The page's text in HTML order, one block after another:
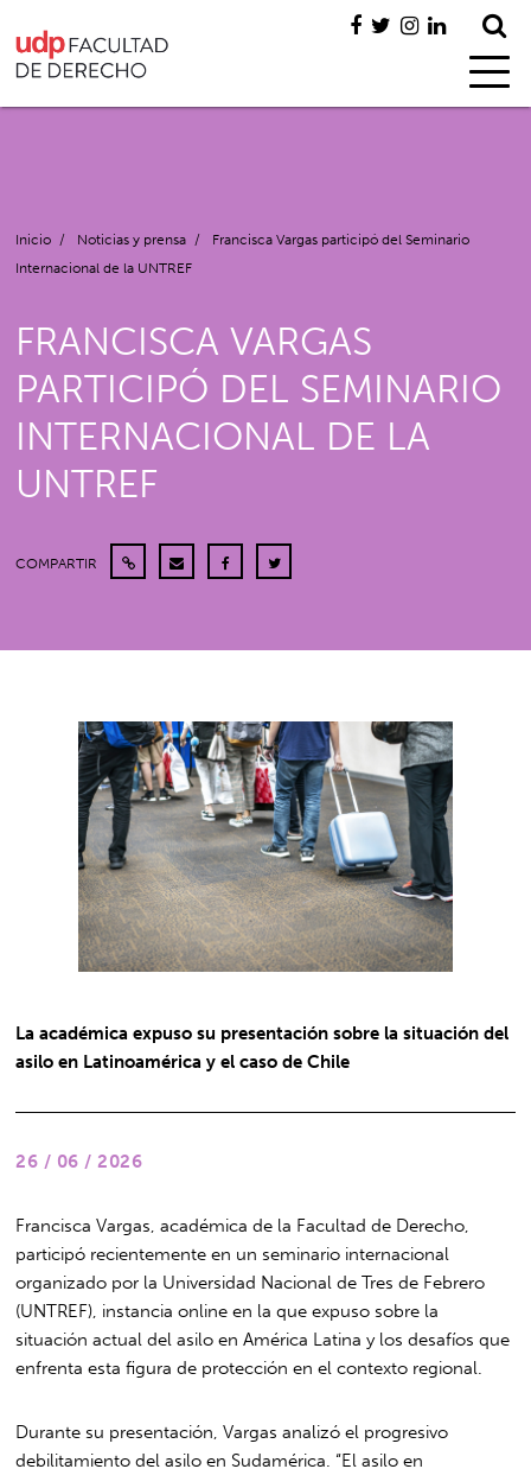
Inicio / Noticias y prensa /
Francisca Vargas participó del Seminario
Internacional de la UNTREF
FRANCISCA VARGAS
PARTICIPÓ DEL SEMINARIO
INTERNACIONAL DE LA
UNTREF
COMPARTIR
La académica expuso su presentación sobre la situación del
asilo en Latinoamérica y el caso de Chile
26 / 06 / 2026
Francisca Vargas, académica de la Facultad de Derecho,
participó recientemente en un seminario internacional
organizado por la Universidad Nacional de Tres de Febrero
(UNTREF), instancia online en la que expuso sobre la
situación actual del asilo en América Latina y los desafíos que
enfrenta esta figura de protección en el contexto regional.
Durante su presentación, Vargas analizó el progresivo
debilitamiento del asilo en Sudamérica. “El asilo en